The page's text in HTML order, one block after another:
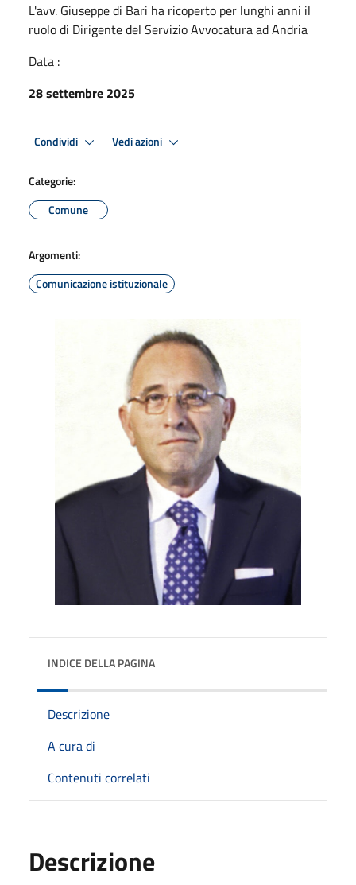
L'avv. Giuseppe di Bari ha ricoperto per lunghi anni il
ruolo di Dirigente del Servizio Avvocatura ad Andria
Data :
28 settembre 2025
Condividi Vedi azioni
Categorie:
Comune
Argomenti:
Comunicazione istituzionale
INDICE DELLA PAGINA
Descrizione
A cura di
Contenuti correlati
Descrizione